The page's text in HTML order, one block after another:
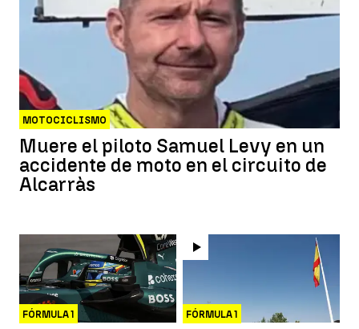
MOTOCICLISMO
Muere el piloto Samuel Levy en un
accidente de moto en el circuito de
Alcarràs
FÓRMULA 1 FÓRMULA 1